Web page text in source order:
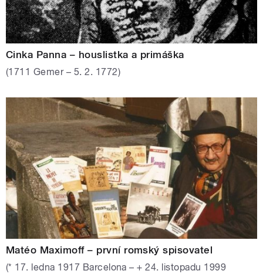
Cinka Panna – houslistka a primáška
(1711 Gemer – 5. 2. 1772)
Matéo Maximoff – první romský spisovatel
(* 17. ledna 1917 Barcelona – + 24. listopadu 1999